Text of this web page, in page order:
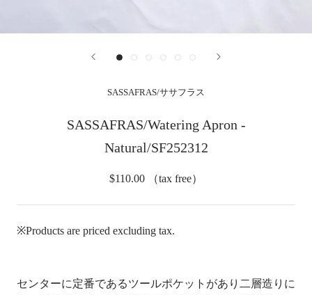
SASSAFRAS/ササフラス
SASSAFRAS/Watering Apron -
Natural/SF252312
$110.00 （tax free）
※Products are priced excluding tax.
センターに定番であるツールポケットがあり二層造りに